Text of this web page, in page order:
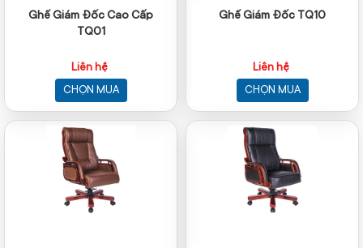
Ghế Giám Đốc Cao Cấp
TQ01
Liên hệ
CHỌN MUA
Ghế Giám Đốc TQ10
Liên hệ
CHỌN MUA